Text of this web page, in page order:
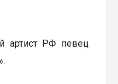
артист РФ певец